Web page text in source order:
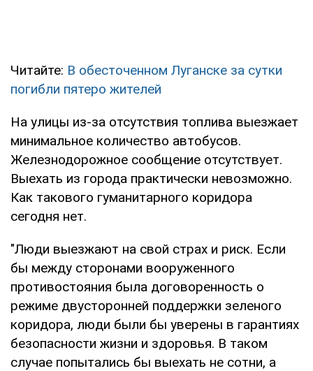
Читайте: В обесточенном Луганске за сутки
погибли пятеро жителей
На улицы из-за отсутствия топлива выезжает
минимальное количество автобусов.
Железнодорожное сообщение отсутствует.
Выехать из города практически невозможно.
Как такового гуманитарного коридора
сегодня нет.
"Люди выезжают на свой страх и риск. Если
бы между сторонами вооруженного
противостояния была договоренность о
режиме двусторонней поддержки зеленого
коридора, люди были бы уверены в гарантиях
безопасности жизни и здоровья. В таком
случае попытались бы выехать не сотни, а